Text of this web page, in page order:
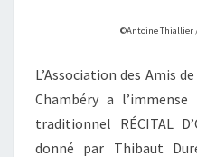
©Antoine Thiallier
L’Association des Amis
Chambéry a
traditionnel RÉCITAL
donné par Thibaut